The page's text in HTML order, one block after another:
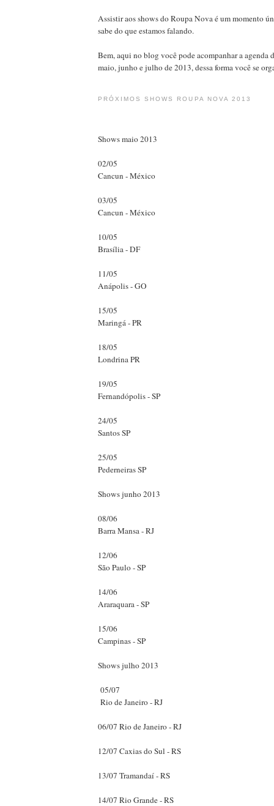
Assistir aos shows do Roupa Nova é um momento
sabe do que estamos falando.
Bem, aqui no blog você pode acompanhar a agenda
maio, junho e julho de 2013, dessa forma você se
PRÓXIMOS SHOWS ROUPA NOVA 2013
Shows maio 2013
02/05
Cancun - México
03/05
Cancun - México
10/05
Brasília - DF
11/05
Anápolis - GO
15/05
Maringá - PR
18/05
Londrina PR
19/05
Fernandópolis - SP
24/05
Santos SP
25/05
Pederneiras SP
Shows junho 2013
08/06
Barra Mansa - RJ
12/06
São Paulo - SP
14/06
Araraquara - SP
15/06
Campinas - SP
Shows julho 2013
05/07
Rio de Janeiro - RJ
06/07 Rio de Janeiro - RJ
12/07 Caxias do Sul - RS
13/07 Tramandaí - RS
14/07 Rio Grande - RS